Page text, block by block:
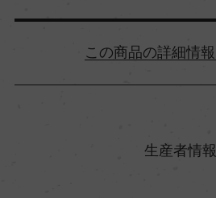
詳細情報
生産者情報